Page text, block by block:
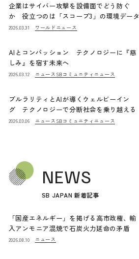
企業はサイバー攻撃を設備面でどう防ぐ
か 役立つのは「スコープ3」の環境データ
2026.03.31 ワールドニュース
AIとコンパッション テクノロジーに『慈
しみ』を宿す未来へ
2026.03.12 ニュース SBコミュニティニュース
プルラリティとAIが導くウェルビーイン
グ テクノロジーで分断社会を乗り越える
2026.03.06 ニュース SBコミュニティニュース
NEWS
SB JAPAN 新着記事
「国産エネルギー」を掲げる高市政権、輸
入アンモニア混焼で石炭火力延命の矛盾
2026.08.10 ニュース